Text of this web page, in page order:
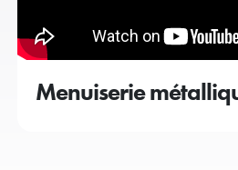
Menuiserie